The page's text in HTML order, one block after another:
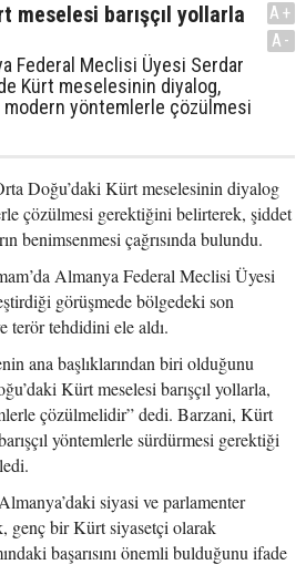
meselesi barışçıl yollarla
Federal Meclisi Üyesi Serdar
Kürt meselesinin diyalog,
modern yöntemlerle çözülmesi
A+
A-
Doğu’daki Kürt meselesinin diyalog
çözülmesi gerektiğini belirterek, şiddet
benimsenmesi çağrısında bulundu.
Almanya Federal Meclisi Üyesi
görüşmede bölgedeki son
terör tehdidini ele aldı.
ana başlıklarından biri olduğunu
Kürt meselesi barışçıl yollarla,
çözülmelidir” dedi. Barzani, Kürt
yöntemlerle sürdürmesi gerektiği
siyasi ve parlamenter
genç bir Kürt siyasetçi olarak
başarısını önemli bulduğunu ifade